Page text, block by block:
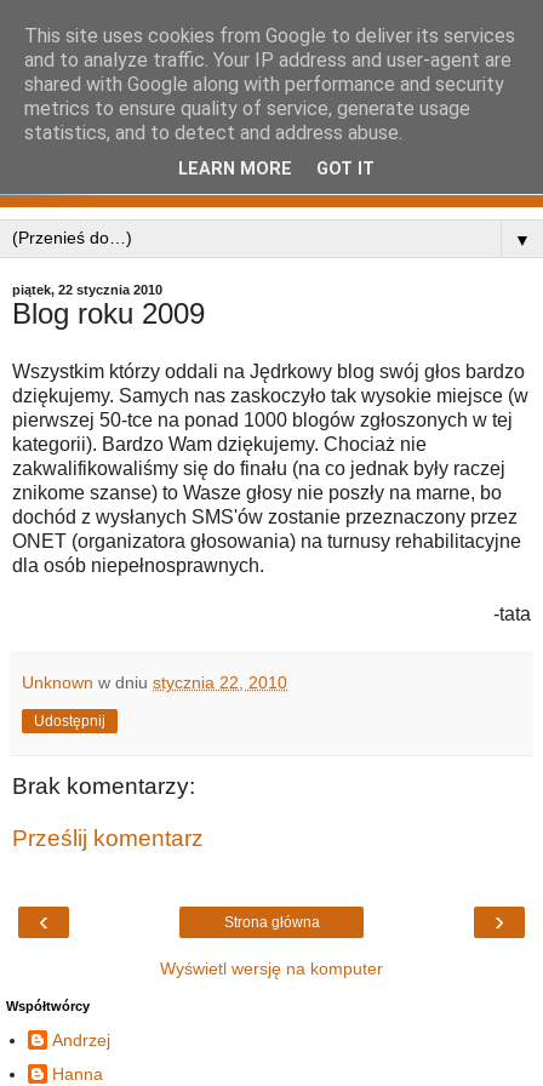
▼
piątek, 22 stycznia 2010
Blog roku 2009
Wszystkim którzy oddali na Jędrkowy blog swój głos bardzo
dziękujemy. Samych nas zaskoczyło tak wysokie miejsce (w
pierwszej 50-tce na ponad 1000 blogów zgłoszonych w tej
kategorii). Bardzo Wam dziękujemy. Chociaż nie
zakwalifikowaliśmy się do finału (na co jednak były raczej
znikome szanse) to Wasze głosy nie poszły na marne, bo
dochód z wysłanych SMS'ów zostanie przeznaczony przez
ONET (organizatora głosowania) na turnusy rehabilitacyjne
dla osób niepełnosprawnych.
-tata
Unknown w dniu stycznia 22, 2010
Udostępnij
Brak komentarzy:
Prześlij komentarz
‹ ›
Strona główna
Wyświetl wersję na komputer
Współtwórcy
Andrzej
Hanna
This site uses cookies from Google to deliver its services
and to analyze traffic. Your IP address and user-agent are
shared with Google along with performance and security
metrics to ensure quality of service, generate usage
statistics, and to detect and address abuse.
LEARN MORE GOT IT